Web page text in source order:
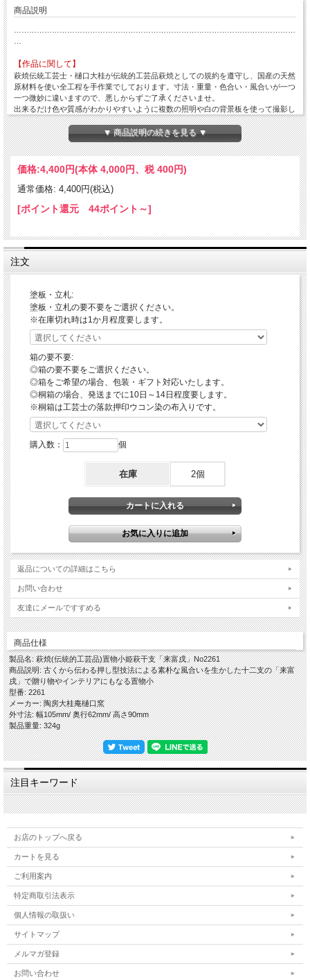
商品説明
【作品に関して】
萩焼伝統工芸士・樋口大桂が伝統的工芸品萩焼としての規約を遵守し、国産の天然
原材料を使い全工程を手作業でしております。寸法・重量・色合い・風合いが一つ
一つ微妙に違いますので、悪しからずご了承くださいませ。
出来るだけ色や質感がわかりやすいように複数の照明や白の背景板を使って撮影し
てますが、照明の映り込みが多くある際は風合いを損ねない程度の修正・補正・加
工をし、逆に修正が難しい場合はそのままにしていることもございますので、悪し
からずご了承ください。
【在庫について】
当店は実店舗と自社サイトにて在庫を共有しておりますので、ご注文のタイミング
によって在庫切れの場合は悪しからずご容赦くださいませ。
【荷造り・発送について】
・荷作りは緩衝材の新聞紙を多めに段ボールに詰めて、荷造りし発送しておりま
す。
【ギフト対応について】
◎オプションの箱をご注文及び箱込みの作品の場合、包装紙での包装・ギフト対応
(のし紙掛け・メッセージカード)を無料で承ります。
【お気軽にお問合せください！】
何かお気になることがございましたら、下記までお気軽にご連絡ください。
電話 0838-22-1447 メール higuchi@taikeian.net
▼ 商品説明の続きを見る ▼
価格:4,400円(本体 4,000円、税 400円)
通常価格: 4,400円(税込)
[ポイント還元 44ポイント～]
注文
塗板・立札:
塗板・立札の要不要をご選択ください。
※在庫切れ時は1か月程度要します。
箱の要不要:
◎箱の要不要をご選択ください。
◎箱をご希望の場合、包装・ギフト対応いたします。
◎桐箱の場合、発送までに10日～14日程度要します。
※桐箱は工芸士の落款押印ウコン染の布入りです。
購入数： 個
在庫 2個
返品についての詳細はこちら
お問い合わせ
友達にメールですすめる
商品仕様
製品名: 萩焼(伝統的工芸品)置物小姫萩干支「来富戌」No2261
商品説明: 古くから伝わる押し型技法による素朴な風合いを生かした十二支の「来富
戌」で贈り物やインテリアにもなる置物小
型番: 2261
メーカー: 陶房大桂庵樋口窯
外寸法: 幅105mm/ 奥行62mm/ 高さ90mm
製品重量: 324g
注目キーワード
お店のトップへ戻る
カートを見る
ご利用案内
特定商取引法表示
個人情報の取扱い
サイトマップ
メルマガ登録
お問い合わせ